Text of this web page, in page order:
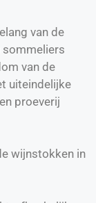
van de
sommeliers
van de
uiteindelijke
proeverij
wijnstokken in